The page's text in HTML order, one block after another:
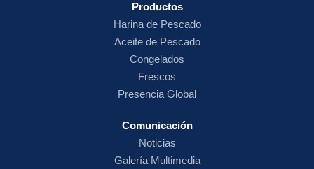
Productos
Harina de Pescado
Aceite de Pescado
Congelados
Frescos
Presencia Global
Comunicación
Noticias
Galería Multimedia